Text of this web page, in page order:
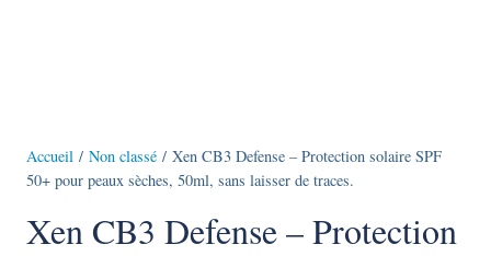
Accueil / Non classé / Xen CB3 Defense – Protection solaire SPF
50+ pour peaux sèches, 50ml, sans laisser de traces.
Xen CB3 Defense – Protection